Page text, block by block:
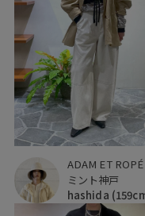
ADAM ET ROPÉ
ミント神戸
hashida